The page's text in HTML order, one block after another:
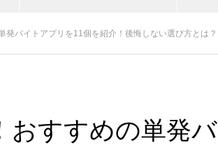
発バイトアプリを11個を紹介！後悔しない選び方とは？
おすすめの単発バ